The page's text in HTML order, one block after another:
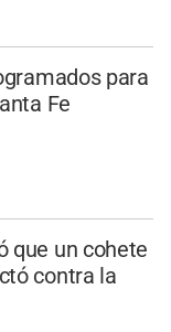
para
Fe
que un cohete
contra la